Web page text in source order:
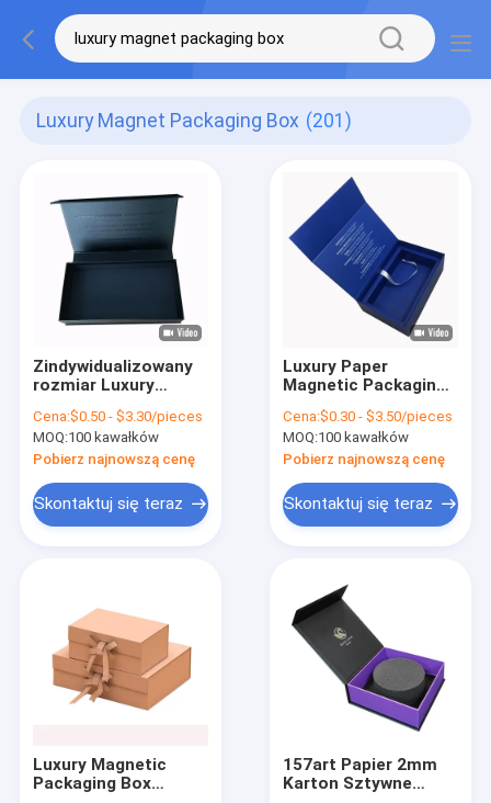
Luxury Magnet Packaging Box (201)
Zindywidualizowany
rozmiar Luxury
Box Recykling
magnetyczny
kartonowy pudełka
podarunkowe
Cena:$0.50 - $3.30/pieces
MOQ:100 kawałków
Pobierz najnowszą cenę
Skontaktuj się teraz
Luxury Paper
Magnetic Packaging
Magnetic Cardboard
Gift Boxes
Cena:$0.30 - $3.50/pieces
MOQ:100 kawałków
Pobierz najnowszą cenę
Skontaktuj się teraz
Luxury Magnetic
Packaging Box
157art Papier 2mm
Karton Sztywne